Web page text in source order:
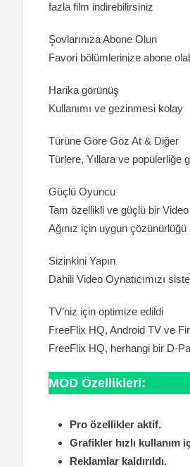
fazla film indirebilirsiniz
Şovlarınıza Abone Olun
Favori bölümlerinize abone
Harika görünüş
Kullanımı ve gezinmesi kolay
Türüne Göre Göz At & Diğer
Türlere, Yıllara ve popülerliğe
Güçlü Oyuncu
Tam özellikli ve güçlü bir
Ağınız için uygun
Sizinkini Yapın
Dahili Video Oynatıcımızı
TV’niz için optimize edildi
FreeFlix HQ, Android TV ve
FreeFlix HQ, herhangi bir D-
MOD Özellikleri:
Pro özellikler aktif.
Grafikler hızlı kullanım
Reklamlar kaldırıldı.